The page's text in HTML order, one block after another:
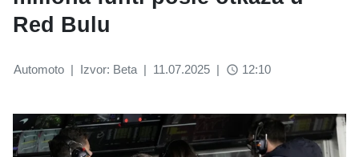
Red Bulu
Automoto | Izvor: Beta | 11.07.2025 | access_time 12:10